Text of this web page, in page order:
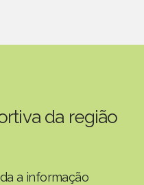
da região
a informação